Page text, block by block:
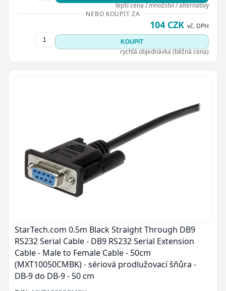
lepší cena / množství / alternativy
NEBO KOUPIT ZA
104 CZK vč. DPH
KOUPIT
rychlá objednávka (běžná cena)
StarTech.com 0.5m Black Straight Through DB9
RS232 Serial Cable - DB9 RS232 Serial Extension
Cable - Male to Female Cable - 50cm
(MXT10050CMBK) - sériová prodlužovací šňůra -
DB-9 do DB-9 - 50 cm